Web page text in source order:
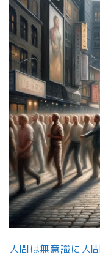
人間は無意識に人